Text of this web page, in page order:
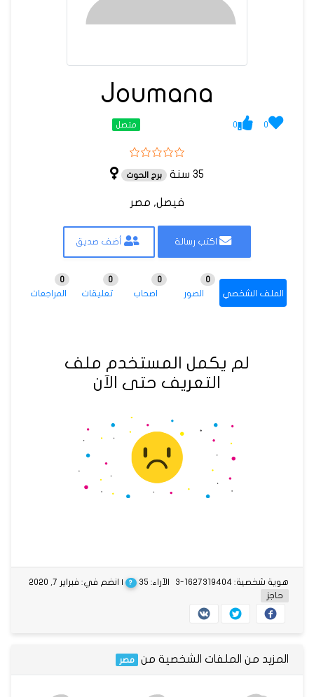
Joumana
0
0 متصل
35 سنة برج الحوت
فيصل, مصر
اكتب رسالة أضف صديق
الملف الشخصي الصور
0
اصحاب
0
تعليقات
0
المراجعات
0
لم يكمل المستخدم ملف
التعريف حتى الآن
الآراء: 35 ? | انضم في: فبراير 7, 2020
هوية شخصية: 1627319404-3
حاجز
المزيد من الملفات الشخصية من مصر